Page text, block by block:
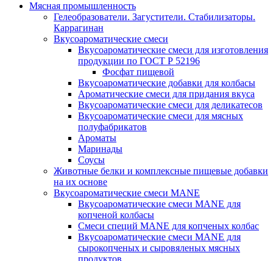
Мясная промышленность
Гелеобразователи. Загустители. Стабилизаторы.
Каррагинан
Вкусоароматические смеси
Вкусоароматические смеси для изготовления
продукции по ГОСТ Р 52196
Фосфат пищевой
Вкусоароматические добавки для колбасы
Ароматические смеси для придания вкуса
Вкусоароматические смеси для деликатесов
Вкусоароматические смеси для мясных
полуфабрикатов
Ароматы
Маринады
Соусы
Животные белки и комплексные пищевые добавки
на их основе
Вкусоароматические смеси MANE
Вкусоароматические смеси MANE для
копченой колбасы
Смеси специй MANE для копченых колбас
Вкусоароматические смеси MANE для
сырокопченых и сыровяленых мясных